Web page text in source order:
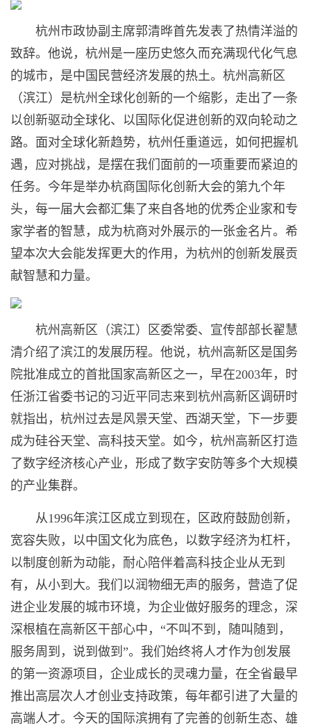
杭州市政协副主席郭清晔首先发表了热情洋溢的
致辞。他说，杭州是一座历史悠久而充满现代化气息
的城市，是中国民营经济发展的热土。杭州高新区
（滨江）是杭州全球化创新的一个缩影，走出了一条
以创新驱动全球化、以国际化促进创新的双向轮动之
路。面对全球化新趋势，杭州任重道远，如何把握机
遇，应对挑战，是摆在我们面前的一项重要而紧迫的
任务。今年是举办杭商国际化创新大会的第九个年
头，每一届大会都汇集了来自各地的优秀企业家和专
家学者的智慧，成为杭商对外展示的一张金名片。希
望本次大会能发挥更大的作用，为杭州的创新发展贡
献智慧和力量。
杭州高新区（滨江）区委常委、宣传部部长翟慧
清介绍了滨江的发展历程。他说，杭州高新区是国务
院批准成立的首批国家高新区之一，早在2003年，时
任浙江省委书记的习近平同志来到杭州高新区调研时
就指出，杭州过去是风景天堂、西湖天堂，下一步要
成为硅谷天堂、高科技天堂。如今，杭州高新区打造
了数字经济核心产业，形成了数字安防等多个大规模
的产业集群。
从1996年滨江区成立到现在，区政府鼓励创新，
宽容失败，以中国文化为底色，以数字经济为杠杆，
以制度创新为动能，耐心陪伴着高科技企业从无到
有，从小到大。我们以润物细无声的服务，营造了促
进企业发展的城市环境，为企业做好服务的理念，深
深根植在高新区干部心中，“不叫不到，随叫随到，
服务周到，说到做到”。我们始终将人才作为创发展
的第一资源项目，企业成长的灵魂力量，在全省最早
推出高层次人才创业支持政策，每年都引进了大量的
高端人才。今天的国际滨拥有了完善的创新生态、雄